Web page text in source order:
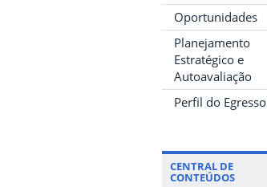
Oportunidades
Planejamento
Estratégico e
Autoavaliação
Perfil do Egresso
CENTRAL DE
CONTEÚDOS